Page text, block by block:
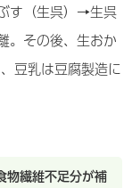
す（生呉）→生呉
。その後、生おか
豆乳は豆腐製造に
物繊維不足分が補